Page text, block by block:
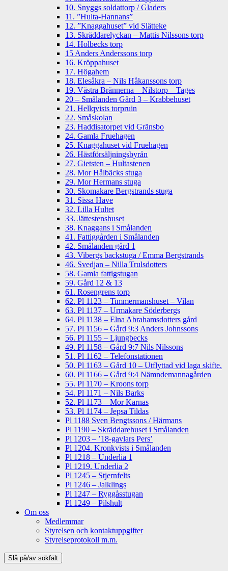
10. Snyggs soldattorp / Gladers
11. ”Hulta-Hannans”
12. ”Knaggahuset” vid Slätteke
13. Skräddarelyckan – Mattis Nilssons torp
14. Holbecks torp
15 Anders Anderssons torp
16. Kröppahuset
17. Högahem
18. Elesåkra – Nils Håkanssons torp
19. Västra Brännerna – Nilstorp – Tages
20 – Smålanden Gård 3 – Krabbehuset
21. Hellqvists torpruin
22. Småskolan
23. Haddisatorpet vid Gränsbo
24. Gamla Fruehagen
25. Knaggahuset vid Fruehagen
26. Hästförsäljningsbyrån
27. Gietsten – Hultastenen
28. Mor Hålbäcks stuga
29. Mor Hermans stuga
30. Skomakare Bergstrands stuga
31. Sissa Have
32. Lilla Hultet
33. Jättestenshuset
38. Knaggans i Smålanden
41. Fattiggården i Smålanden
42. Smålanden gård 1
43. Vibergs backstuga / Emma Bergstrands
46. Svedjan – Nilla Trulsdotters
58. Gamla fattigstugan
59. Gård 12 & 13
61. Rosengrens torp
62. Pl 1123 – Timmermanshuset – Vilan
63. Pl 1137 – Urmakare Söderbergs
64. Pl 1138 – Elna Abrahamsdotters gård
57. Pl 1156 – Gård 9:3 Anders Johnssons
56. Pl 1155 – Ljungbecks
49. Pl 1158 – Gård 9:7 Nils Nilssons
51. Pl 1162 – Telefonstationen
50. Pl 1163 – Gård 10 – Utflyttad vid laga skifte.
60. Pl 1166 – Gård 9:4 Nämndemannagården
55. Pl 1170 – Kroons torp
54. Pl 1171 – Nils Barks
52. Pl 1173 – Mor Karnas
53. Pl 1174 – Jepsa Tildas
Pl 1188 Sven Bengtssons / Härmans
Pl 1190 – Skräddarehuset i Smålanden
Pl 1203 – ’18-gavlars Pers’
Pl 1204. Kronkvists i Smålanden
Pl 1218 – Underlia 1
Pl 1219. Underlia 2
Pl 1245 – Stjernfelts
Pl 1246 – Jalklings
Pl 1247 – Ryggåsstugan
Pl 1249 – Pilshult
Om oss
Medlemmar
Styrelsen och kontaktuppgifter
Styrelseprotokoll m.m.
Slå på/av sökfält